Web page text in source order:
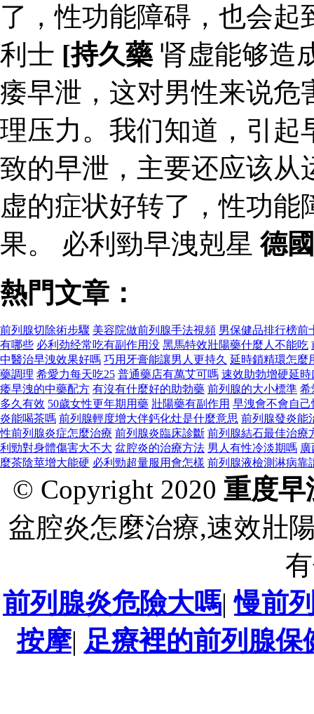
了，性功能障碍，也会
利士 [持久藥 肾虚能够造
痿早泄，这对男性来说危
理压力。我们知道，引起
致的早泄，主要还应该从
虚的症状好转了，性功
果。 必利勁早洩剋星德
熱門文章：
前列腺切除術步驟 美容院做前列腺手法視頻 男保健品排行榜前
有哪些 必利劲经常吃有副作用没 黑馬特效壯陽藥什麼人不能吃
中醫治早洩效果好嗎 巧用牙膏能讓男人更持久 延時鎖精環怎麼
藥調理 希愛力每天吃25 普通藥店有萬艾可嗎 速效助勃增硬延時
痿早洩的中藥配方 有沒有什麼好的助勃藥 前列腺的大小標準 希
多久有效 50歲女性更年期用藥 壯陽藥有副作用 早洩會不會自己
炎能喝茶嗎 前列腺輕度增大伴鈣化灶是什麼意思 前列腺發炎能
性前列腺炎症怎麼治療 前列腺炎臨床診斷 前列腺結石最佳治療
利勁對身體傷害大不大 盆腔炎的治療方法 男人有性冷淡期嗎
麼茶陰莖增大能硬 必利勁超量服用會怎樣 前列腺液檢測淋病靠
© Copyright 2020 重度早
盆腔炎怎麼治療,速效壯
前列腺炎危險大嗎|慢前
按摩| 足療裡的前列腺保